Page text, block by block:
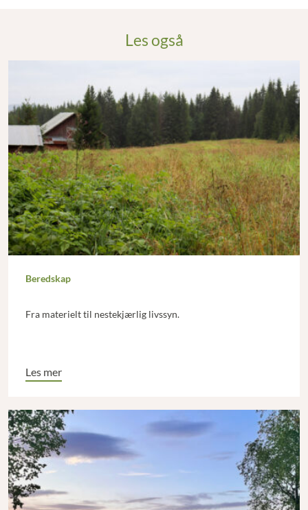
Les også
Beredskap
Fra materielt til nestekjærlig livssyn.
Les mer